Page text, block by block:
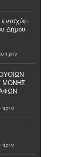
Δήμου
πριν
ΜΟΝΗΣ
πριν
πριν